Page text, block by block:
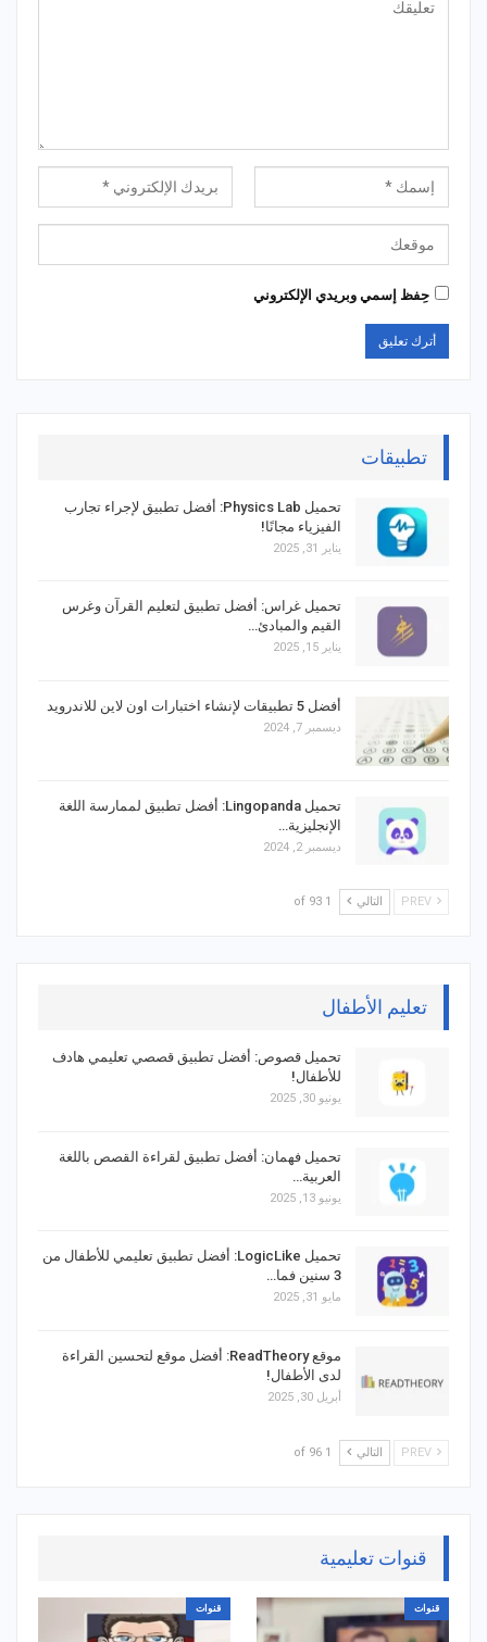
حِفظ إسمي وبريدي الإلكتروني
تطبيقات
تحميل Physics Lab: أفضل تطبيق لإجراء تجارب
الفيزياء مجانًا!
يناير 31, 2025
تحميل غراس: أفضل تطبيق لتعليم القرآن وغرس
القيم والمبادئ…
يناير 15, 2025
أفضل 5 تطبيقات لإنشاء اختبارات اون لاين للاندرويد
ديسمبر 7, 2024
تحميل Lingopanda: أفضل تطبيق لممارسة اللغة
الإنجليزية…
ديسمبر 2, 2024
التالي 1 of 93
تعليم الأطفال
تحميل قصوص: أفضل تطبيق قصصي تعليمي هادف
للأطفال!
يونيو 30, 2025
تحميل فهمان: أفضل تطبيق لقراءة القصص باللغة
العربية…
يونيو 13, 2025
تحميل LogicLike: أفضل تطبيق تعليمي للأطفال من
3 سنين فما…
مايو 31, 2025
موقع ReadTheory: أفضل موقع لتحسين القراءة
لدى الأطفال!
أبريل 30, 2025
التالي 1 of 96
قنوات تعليمية
قنوات قنوات